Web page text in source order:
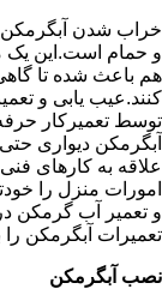
خراب شدن
و حمام است.این یک
هم باعث شده تا
کنند.عیب یابی و
توسط تعمیرکار
آبگرمکن دیواری
علاقه به کارهای
امورات منزل را
و تعمیر آب گرمکن
تعمیرات آبگرمکن را
نصب آبگرمکن